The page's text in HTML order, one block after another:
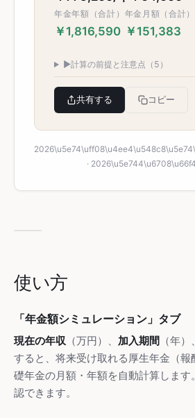
年金年額（合計）
￥1,816,590
年金月額（合計）
￥151,383
▶計算の前提と注意点（5）
共有する コピー
·
使い方
「年金額シミュレーション」タブ
現在の年収 （万円）、 加入期間 （年）、
すると、将来受け取れる厚生年金（報
礎年金の月額・年額を自動計算します
認できます。